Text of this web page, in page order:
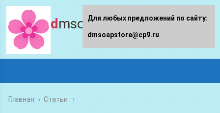
dmsoapstore.ru
Главная › Статьи
Для любых предложений по сайту:
dmsoapstore@cp9.ru